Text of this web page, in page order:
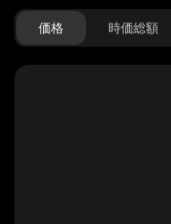
価格 時価総額